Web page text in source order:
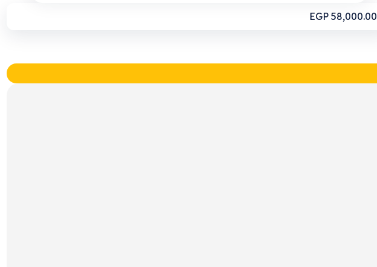
EGP 58,000.00